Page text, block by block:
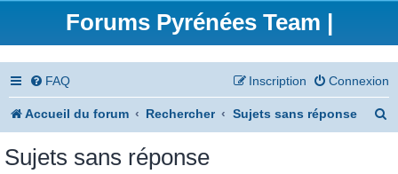
Forums Pyrénées Team |
FAQ Connexion
Inscription
Accueil du forum Rechercher Sujets sans réponse
Sujets sans réponse